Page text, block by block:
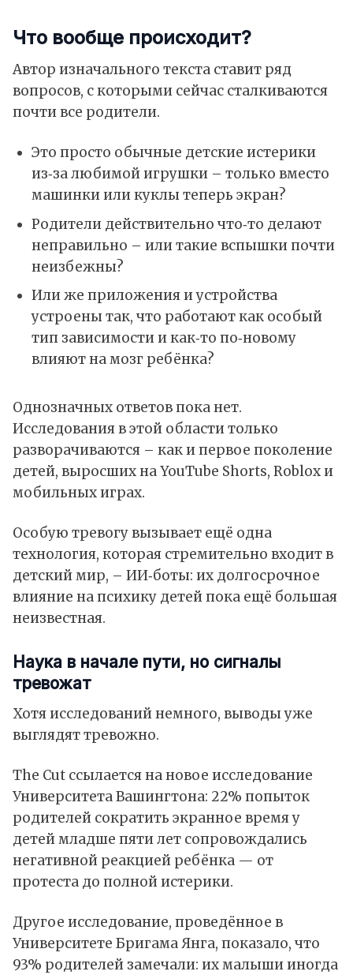
Что вообще происходит?
Автор изначального текста ставит ряд
вопросов, с которыми сейчас сталкиваются
почти все родители.
Это просто обычные детские истерики
из‑за любимой игрушки – только вместо
машинки или куклы теперь экран?
Родители действительно что‑то делают
неправильно – или такие вспышки почти
неизбежны?
Или же приложения и устройства
устроены так, что работают как особый
тип зависимости и как‑то по‑новому
влияют на мозг ребёнка?
Однозначных ответов пока нет.
Исследования в этой области только
разворачиваются – как и первое поколение
детей, выросших на YouTube Shorts, Roblox и
мобильных играх.
Особую тревогу вызывает ещё одна
технология, которая стремительно входит в
детский мир, – ИИ‑боты: их долгосрочное
влияние на психику детей пока ещё большая
неизвестная.
Наука в начале пути, но сигналы
тревожат
Хотя исследований немного, выводы уже
выглядят тревожно.
The Cut ссылается на новое исследование
Университета Вашингтона: 22% попыток
родителей сократить экранное время у
детей младше пяти лет сопровождались
негативной реакцией ребёнка — от
протеста до полной истерики.
Другое исследование, проведённое в
Университете Бригама Янга, показало, что
93% родителей замечали: их малыши иногда